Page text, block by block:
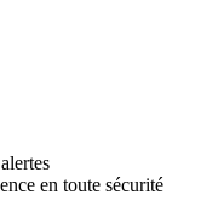
en toute sécurité